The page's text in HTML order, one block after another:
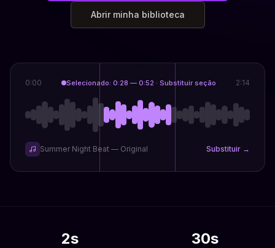
Abrir minha biblioteca
0:00 Selecionado: 0:28 — 0:52 · Substituir seção 2:14
Summer Night Beat — Original Substituir →
2s 30s